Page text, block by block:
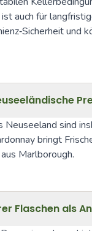
auch für
sind
bringt
Marlborough.
Flaschen als